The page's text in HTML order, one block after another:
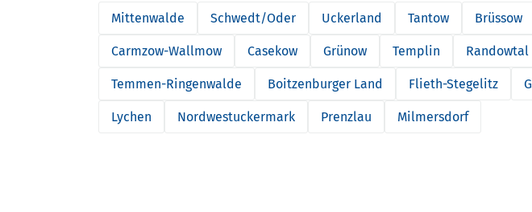
Mittenwalde Schwedt/Oder Uckerland Tantow Brüssow
Carmzow-Wallmow Casekow Grünow Templin Randowtal
Temmen-Ringenwalde Boitzenburger Land Flieth-Stegelitz
Lychen Nordwestuckermark Prenzlau Milmersdorf